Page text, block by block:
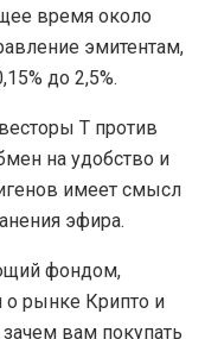
время около
эмитентам,
до 2,5%.
T против
на удобство и
имеет смысл
эфира.
фондом,
рынке Криптo и
вам покупать